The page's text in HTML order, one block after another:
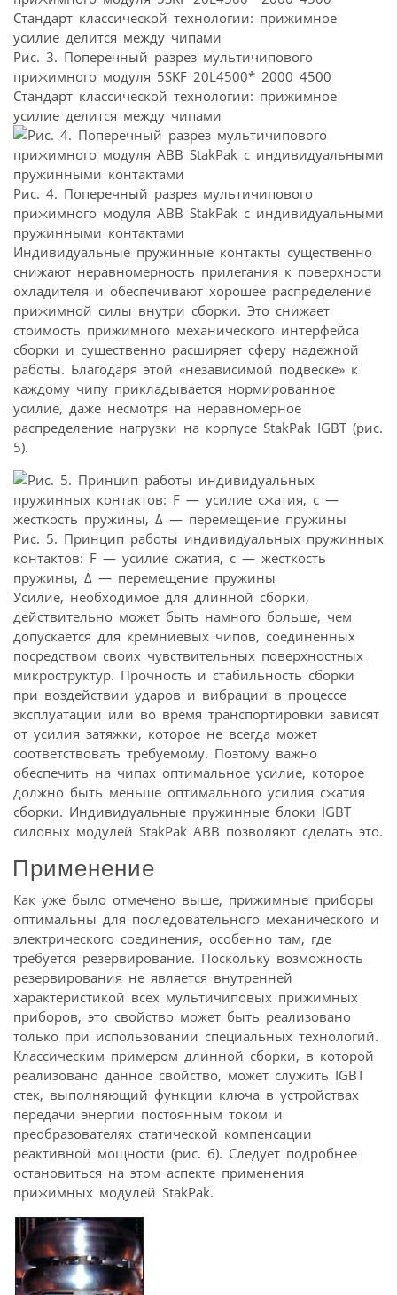
Рис. 3. Поперечный разрез мультичипового
прижимного модуля 5SKF 20L4500* 2000 4500
Стандарт классической технологии: прижимное
усилие делится между чипами
Рис. 4. Поперечный разрез мультичипового
прижимного модуля АВВ StakPak с индивидуальными
пружинными контактами
Индивидуальные пружинные контакты существенно
снижают неравномерность прилегания к поверхности
охладителя и обеспечивают хорошее распределение
прижимной силы внутри сборки. Это снижает
стоимость прижимного механического интерфейса
сборки и существенно расширяет сферу надежной
работы. Благодаря этой «независимой подвеске» к
каждому чипу прикладывается нормированное
усилие, даже несмотря на неравномерное
распределение нагрузки на корпусе StakPak IGBT (рис.
5).
Рис. 5. Принцип работы индивидуальных пружинных
контактов: F — усилие сжатия, с — жесткость
пружины, Δ — перемещение пружины
Усилие, необходимое для длинной сборки,
действительно может быть намного больше, чем
допускается для кремниевых чипов, соединенных
посредством своих чувствительных поверхностных
микроструктур. Прочность и стабильность сборки
при воздействии ударов и вибрации в процессе
эксплуатации или во время транспортировки зависят
от усилия затяжки, которое не всегда может
соответствовать требуемому. Поэтому важно
обеспечить на чипах оптимальное усилие, которое
должно быть меньше оптимального усилия сжатия
сборки. Индивидуальные пружинные блоки IGBT
силовых модулей StakPak АВВ позволяют сделать это.
Применение
Как уже было отмечено выше, прижимные приборы
оптимальны для последовательного механического и
электрического соединения, особенно там, где
требуется резервирование. Поскольку возможность
резервирования не является внутренней
характеристикой всех мультичиповых прижимных
приборов, это свойство может быть реализовано
только при использовании специальных технологий.
Классическим примером длинной сборки, в которой
реализовано данное свойство, может служить IGBT
стек, выполняющий функции ключа в устройствах
передачи энергии постоянным током и
преобразователях статической компенсации
реактивной мощности (рис. 6). Следует подробнее
остановиться на этом аспекте применения
прижимных модулей StakPak.